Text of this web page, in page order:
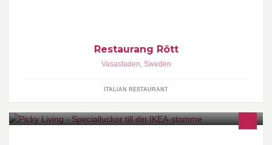
Restaurang Rött
Vasastaden, Sweden
ITALIAN RESTAURANT